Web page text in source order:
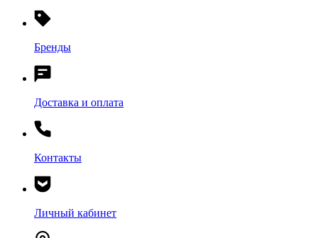
Бренды
Доставка и оплата
Контакты
Личный кабинет